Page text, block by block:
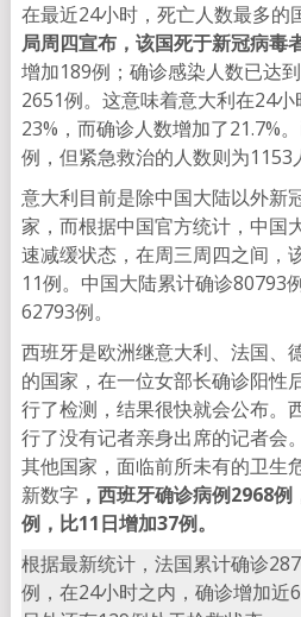
在最近24小时，死亡人数最多的
局周四宣布，该国死于新冠病毒
增加189例；确诊感染人数已达
2651例。这意味着意大利在24
23%，而确诊人数增加了21.7%
例，但紧急救治的人数则为1153
意大利目前是除中国大陆以外新
家，而根据中国官方统计，中国
速减缓状态，在周三周四之间，
11例。中国大陆累计确诊80793
62793例。
西班牙是欧洲继意大利、法国、
的国家，在一位女部长确诊阳性
行了检测，结果很快就会公布。
行了没有记者亲身出席的记者会
其他国家，面临前所未有的卫生
新数字，西班牙确诊病例2968
例，比11日增加37例。
根据最新统计，法国累计确诊
例，在24小时之内，确诊增加近